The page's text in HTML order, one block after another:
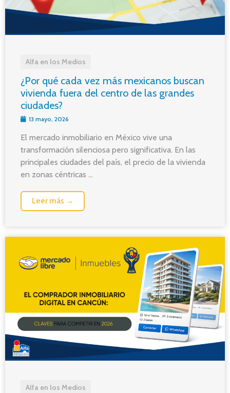
Alfa en los Medios
¿Por qué cada vez más mexicanos buscan
vivienda fuera del centro de las grandes
ciudades?
13 mayo, 2026
El mercado inmobiliario en México vive una
transformación silenciosa pero significativa. En las
principales ciudades del país, el precio de la vivienda
en zonas céntricas ...
Leer más →
Alfa en los Medios